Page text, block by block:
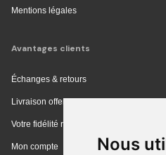
Nous
Mentions légales
Avantages clients
Échanges & retours
Livraison offerte en magasin
Votre fidélité récompensée
Mon compte